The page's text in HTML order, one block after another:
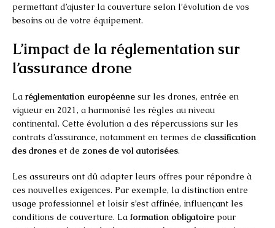
permettant d’ajuster la couverture selon l’évolution de vos
besoins ou de votre équipement.
L’impact de la réglementation sur
l’assurance drone
La réglementation européenne sur les drones, entrée en
vigueur en 2021, a harmonisé les règles au niveau
continental. Cette évolution a des répercussions sur les
contrats d’assurance, notamment en termes de classification
des drones et de zones de vol autorisées.
Les assureurs ont dû adapter leurs offres pour répondre à
ces nouvelles exigences. Par exemple, la distinction entre
usage professionnel et loisir s’est affinée, influençant les
conditions de couverture. La formation obligatoire pour